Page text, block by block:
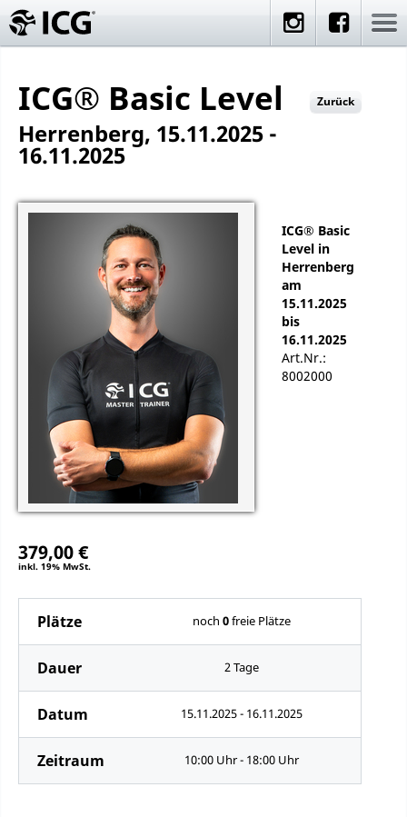
ICG® Basic Level Zurück
Herrenberg, 15.11.2025 -
16.11.2025
ICG® Basic
Level in
Herrenberg
am
15.11.2025
bis
16.11.2025
Art.Nr.:
8002000
379,00 €
inkl. 19% MwSt.
Plätze noch 0freie Plätze
Dauer 2 Tage
Datum 15.11.2025 - 16.11.2025
Zeitraum 10:00 Uhr - 18:00 Uhr